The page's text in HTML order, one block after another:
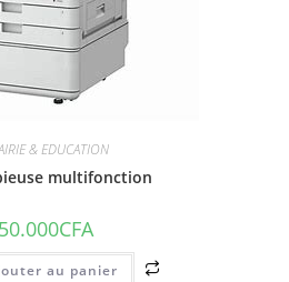
& EDUCATION
multifonction
CFA
au panier